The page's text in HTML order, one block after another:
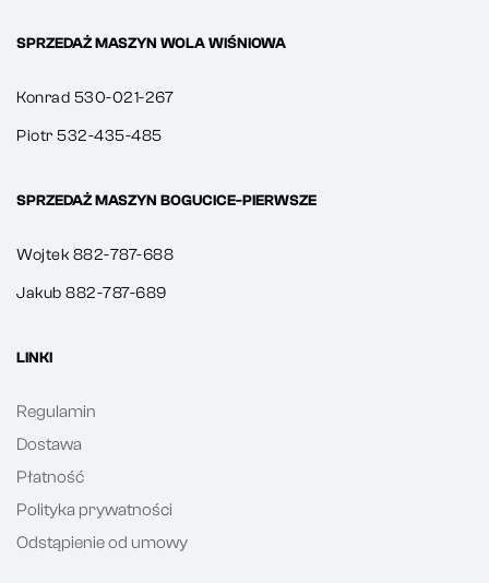
SPRZEDAŻ MASZYN WOLA WIŚNIOWA
Konrad 530-021-267
Piotr 532-435-485
SPRZEDAŻ MASZYN BOGUCICE-PIERWSZE
Wojtek 882-787-688
Jakub 882-787-689
LINKI
Regulamin
Dostawa
Płatność
Polityka prywatności
Odstąpienie od umowy